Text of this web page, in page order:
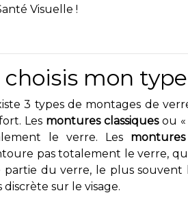
Visuelle !
choisis mon
3 types de montages de
Les montures classiquesou «
le verre. Les
pas totalement le verre,
partie du verre, le plus
discrète sur le visage.